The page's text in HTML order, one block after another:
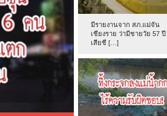
มีรายงานจาก สภ.แม่จัน
เชียงราย ว่ามีชายวัย 57 ปี
เสียชี […]